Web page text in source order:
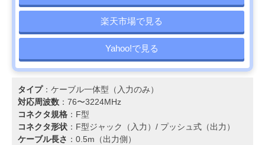
楽天市場で見る
Yahoo!で見る
タイプ：ケーブル一体型（入力のみ）
対応周波数 ：76〜3224MHz
コネクタ規格 ：F型
コネクタ形状 ：F型ジャック（入力）/ プッシュ式（出力）
ケーブル長さ ：0.5m（出力側）